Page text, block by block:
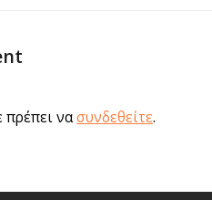
πρέπει νασυνδεθείτε.